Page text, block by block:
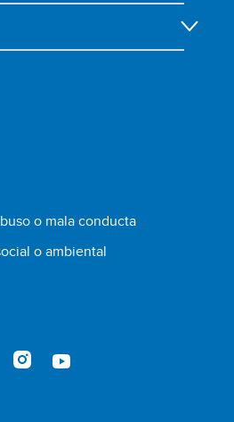
o mala conducta
o ambiental